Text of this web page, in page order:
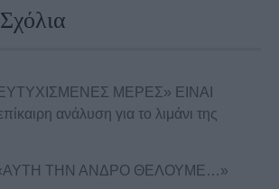
ΜΕΡΕΣ» ΕΙΝΑΙ
ανάλυση για το λιμάνι της
ΤΗΝ ΑΝΔΡΟ ΘΕΛΟΥΜΕ…»